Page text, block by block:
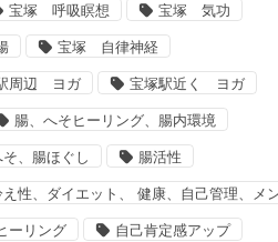
宝塚 呼吸瞑想 宝塚 気功
宝塚 自律神経
周辺 ヨガ 宝塚駅近く ヨガ
腸、へそヒーリング、腸内環境
、腸ほぐし 腸活性
性、ダイエット、 健康、自己管理、メ
ーリング 自己肯定感アップ